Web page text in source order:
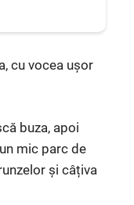
cu vocea ușor
buza, apoi
mic parc de
și câțiva